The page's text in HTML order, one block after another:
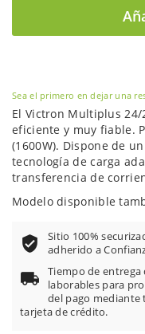
Sea el primero en dejar una
El Victron Multiplus
eficiente y muy fiable.
(1600W). Dispone de
tecnología de carga
transferencia de
Modelo disponible
Sitio 100%
adherido a
Tiempo de entrega
laborables para
del pago mediante
tarjeta de crédito.